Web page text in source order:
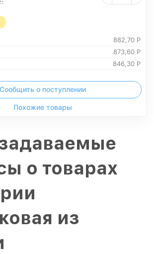
882,70 Р
873,60 Р
846,30 Р
Сообщить о поступлении
Похожие товары
о товарах
из